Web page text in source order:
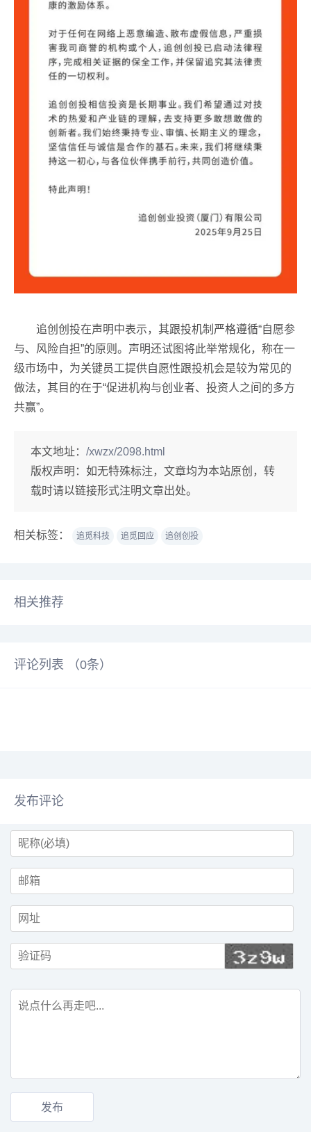
追创创投在声明中表示，其跟投机制严格遵循“自愿参
与、风险自担”的原则。声明还试图将此举常规化，称在一
级市场中，为关键员工提供自愿性跟投机会是较为常见的
做法，其目的在于“促进机构与创业者、投资人之间的多方
共赢”。
本文地址： /xwzx/2098.html
版权声明： 如无特殊标注，文章均为本站原创，转
载时请以链接形式注明文章出处。
相关标签： 追觅科技 追觅回应 追创创投
相关推荐
评论列表 （0条）
发布评论